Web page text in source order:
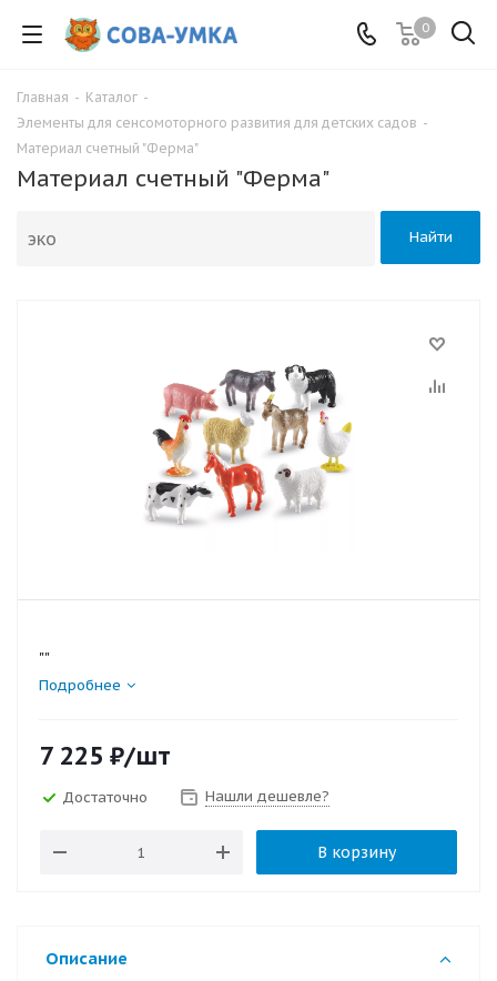
0
Главная - Каталог -
Элементы для сенсомоторного развития для детских садов -
Материал счетный "Ферма"
Материал счетный "Ферма"
Найти
""
Подробнее
7 225 ₽/шт
Достаточно Нашли дешевле?
В корзину
Описание